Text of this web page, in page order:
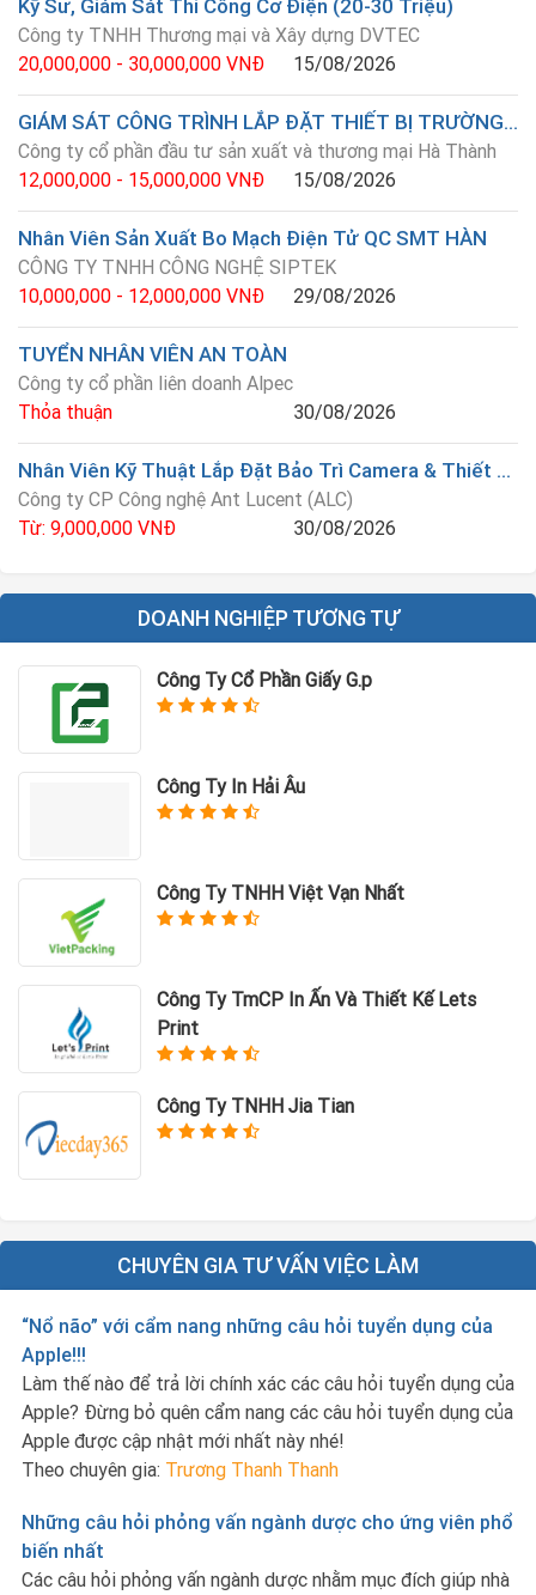
Kỹ Sư, Giám Sát Thi Công Cơ Điện (20-30 Triệu)
Công ty TNHH Thương mại và Xây dựng DVTEC
20,000,000 - 30,000,000 VNĐ
15/08/2026
GIÁM SÁT CÔNG TRÌNH LẮP ĐẶT THIẾT BỊ TRƯỜNG HỌC
Công ty cổ phần đầu tư sản xuất và thương mại Hà Thành
12,000,000 - 15,000,000 VNĐ
15/08/2026
Nhân Viên Sản Xuất Bo Mạch Điện Tử QC SMT HÀN
CÔNG TY TNHH CÔNG NGHỆ SIPTEK
10,000,000 - 12,000,000 VNĐ
29/08/2026
TUYỂN NHÂN VIÊN AN TOÀN
Công ty cổ phần liên doanh Alpec
Thỏa thuận
30/08/2026
Nhân Viên Kỹ Thuật Lắp Đặt Bảo Trì Camera & Thiết Bị An Ninh
Công ty CP Công nghệ Ant Lucent (ALC)
Từ: 9,000,000 VNĐ
30/08/2026
DOANH NGHIỆP TƯƠNG TỰ
Công Ty Cổ Phần Giấy G.p
Công Ty In Hải Âu
Công Ty TNHH Việt Vạn Nhất
Công Ty TmCP In Ấn Và Thiết Kế Lets
Print
Công Ty TNHH Jia Tian
CHUYÊN GIA TƯ VẤN VIỆC LÀM
“Nổ não” với cẩm nang những câu hỏi tuyển dụng của
Apple!!!
Làm thế nào để trả lời chính xác các câu hỏi tuyển dụng của
Apple? Đừng bỏ quên cẩm nang các câu hỏi tuyển dụng của
Apple được cập nhật mới nhất này nhé!
Theo chuyên gia: Trương Thanh Thanh
Những câu hỏi phỏng vấn ngành dược cho ứng viên phổ
biến nhất
Các câu hỏi phỏng vấn ngành dược nhằm mục đích giúp nhà